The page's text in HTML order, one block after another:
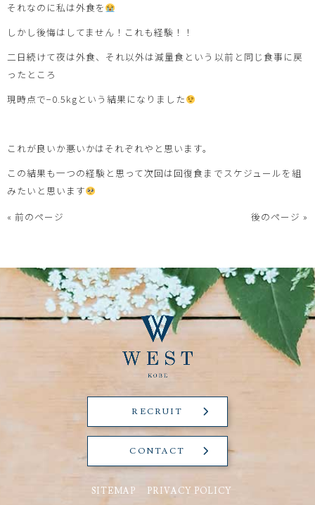
それなのに私は外食を
しかし後悔はしてません！これも経験！！
二日続けて夜は外食、それ以外は減量食という以前と同じ食事に戻
ったところ
現時点で−0.5kgという結果になりました
これが良いか悪いかはそれぞれやと思います。
この結果も一つの経験と思って次回は回復食までスケジュールを組
みたいと思います
« 前のページ
後のページ »
RECRUIT
CONTACT
SITEMAP PRIVACY POLICY